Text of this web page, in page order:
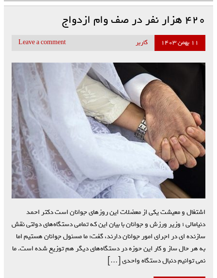
۴۲۰ هزار نفر در صف وام ازدواج
۱۱ بهمن ۱۴۰۳ کاربر Leave a comment
اشتغال و معیشت یکی از معضلات این روزهای جوانان است دکتر احمد
دنیامالی ؛ وزیر ورزش و جوانان با بیان این که تمامی دستگاه‌های دولتی نقش
سازنده ای در اجرای امور جوانان دارند، گفت: ما مسئول جوانان هستیم اما
به هر حال ساز و کار این حوزه در دستگاه‌های دیگر هم توزیع شده است. ما
نمی توانیم دنبال دستگاه واحدی […]